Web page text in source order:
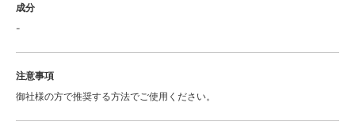
成分
-
注意事項
御社様の方で推奨する方法でご使用ください。